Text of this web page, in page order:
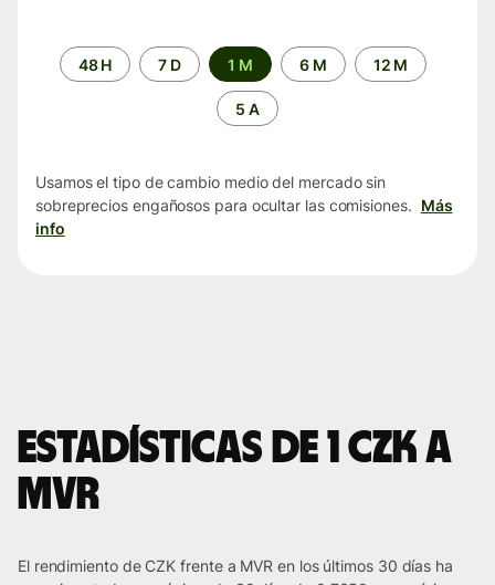
Periodo48 H 7 D 1 M 6 M 12 M
5 A
Usamos el tipo de cambio medio del mercado sin
sobreprecios engañosos para ocultar las comisiones. Más
info
Estadísticas de 1 CZK a
MVR
El rendimiento de CZK frente a MVR en los últimos 30 días ha